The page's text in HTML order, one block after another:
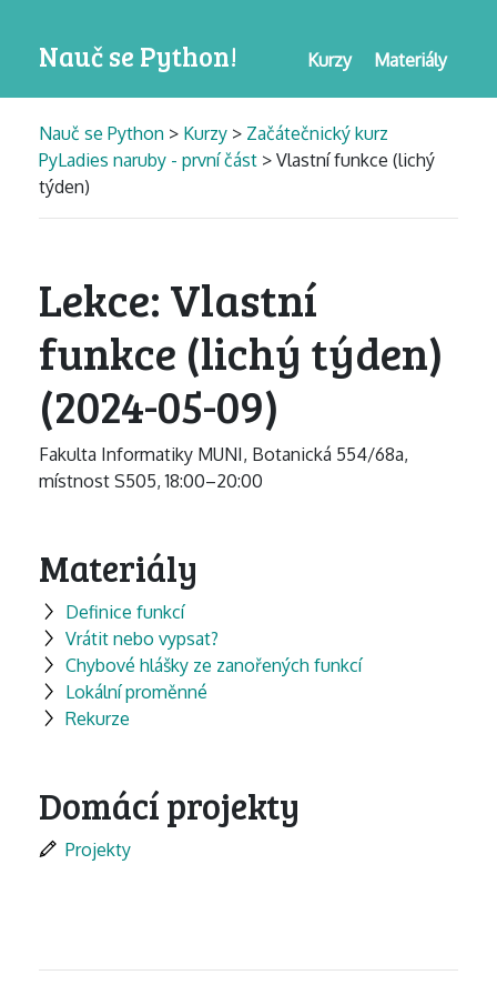
Nauč se Python! Materiály
Kurzy
Nauč se Python > Kurzy > Začátečnický kurz
PyLadies naruby - první část > Vlastní funkce (lichý
týden)
Lekce: Vlastní
funkce (lichý týden)
(2024-05-09)
Fakulta Informatiky MUNI, Botanická 554/68a,
místnost S505, 18:00–20:00
Materiály
Definice funkcí
Vrátit nebo vypsat?
Chybové hlášky ze zanořených funkcí
Lokální proměnné
Rekurze
Domácí projekty
Projekty